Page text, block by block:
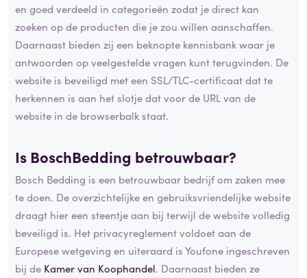
en goed verdeeld in categorieën zodat je direct kan
zoeken op de producten die je zou willen aanschaffen.
Daarnaast bieden zij een beknopte kennisbank waar je
antwoorden op veelgestelde vragen kunt terugvinden. De
website is beveiligd met een SSL/TLC-certificaat dat te
herkennen is aan het slotje dat voor de URL van de
website in de browserbalk staat.
Is BoschBedding betrouwbaar?
Bosch Bedding is een betrouwbaar bedrijf om zaken mee
te doen. De overzichtelijke en gebruiksvriendelijke website
draagt hier een steentje aan bij terwijl de website volledig
beveiligd is. Het privacyreglement voldoet aan de
Europese wetgeving en uiteraard is Youfone ingeschreven
bij de Kamer van Koophandel. Daarnaast bieden ze